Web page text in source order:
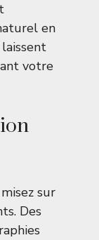
en
votre
sur
Des